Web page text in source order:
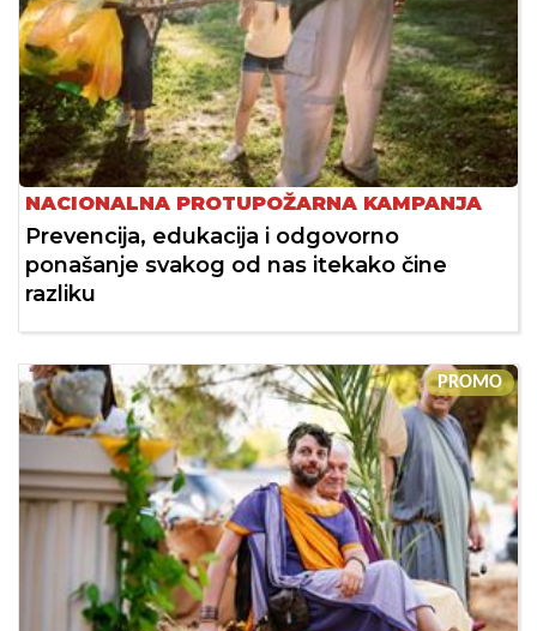
NACIONALNA PROTUPOŽARNA KAMPANJA
Prevencija, edukacija i odgovorno
ponašanje svakog od nas itekako čine
razliku
PROMO